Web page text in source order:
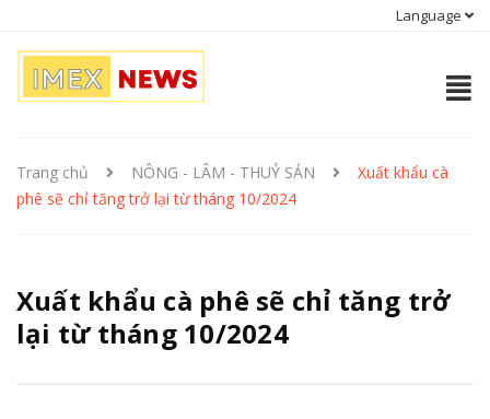
Language
Trang chủ NÔNG - LÂM - THUỶ SẢN
Xuất khẩu cà
phê sẽ chỉ tăng trở lại từ tháng 10/2024
Xuất khẩu cà phê sẽ chỉ tăng trở
lại từ tháng 10/2024